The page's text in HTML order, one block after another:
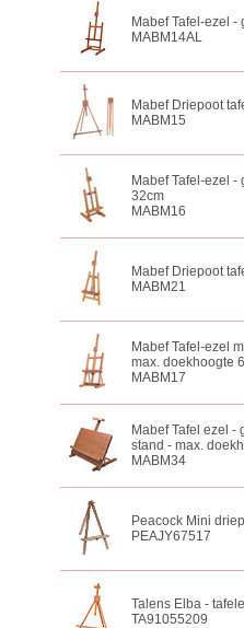
Mabef Tafel-ezel
MABM14AL
Mabef Driepoot
MABM15
Mabef Tafel-ezel
32cm
MABM16
Mabef Driepoot
MABM21
Mabef Tafel-ezel
max. doekhoogte
MABM17
Mabef Tafel ezel
stand - max.
MABM34
Peacock Mini
PEAJY67517
Talens Elba -
TA91055209